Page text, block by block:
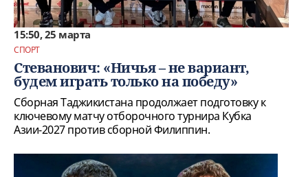
15:50, 25 марта
СПОРТ
Стеванович: «Ничья – не вариант,
будем играть только на победу»
Сборная Таджикистана продолжает подготовку к
ключевому матчу отборочного турнира Кубка
Азии-2027 против сборной Филиппин.